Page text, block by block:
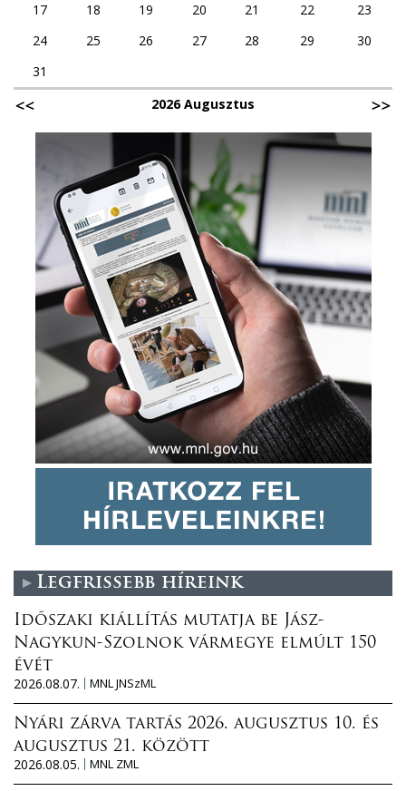
17
18 19 20 21 22
23
24
25 26 27 28 29
30
31
2026 Augusztus
Legfrissebb híreink
Időszaki kiállítás mutatja be Jász-
Nagykun-Szolnok vármegye elmúlt 150
évét
2026.08.07.
MNL JNSzML
Nyári zárva tartás 2026. augusztus 10. és
augusztus 21. között
2026.08.05.
MNL ZML